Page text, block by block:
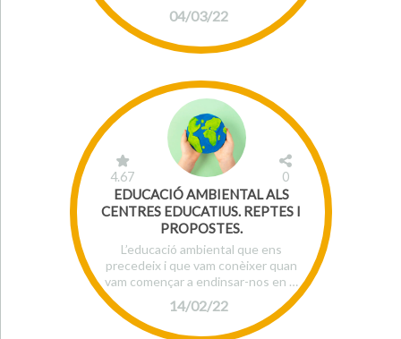
04/03/22
14/02/22
4.67 0
EDUCACIÓ AMBIENTAL ALS
CENTRES EDUCATIUS. REPTES I
PROPOSTES.
L’educació ambiental que ens
precedeix i que vam conèixer quan
vam començar a endinsar-nos en …